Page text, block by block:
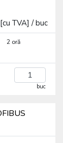
TVA] / buc
2 oră
buc